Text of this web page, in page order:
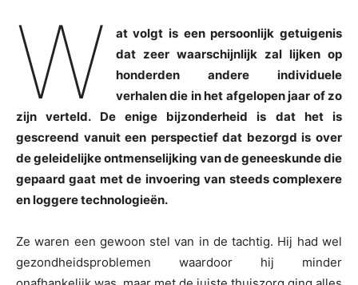
W
at volgt is een persoonlijk getuigenis
dat zeer waarschijnlijk zal lijken op
honderden andere individuele
verhalen die in het afgelopen jaar of zo
zijn verteld. De enige bijzonderheid is dat het is
gescreend vanuit een perspectief dat bezorgd is over
de geleidelijke ontmenselijking van de geneeskunde die
gepaard gaat met de invoering van steeds complexere
en loggere technologieën.
Ze waren een gewoon stel van in de tachtig. Hij had wel
gezondheidsproblemen waardoor hij minder